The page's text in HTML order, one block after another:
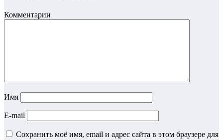
Комментарии
Имя
E-mail
Сохранить моё имя, email и адрес сайта в этом браузере для